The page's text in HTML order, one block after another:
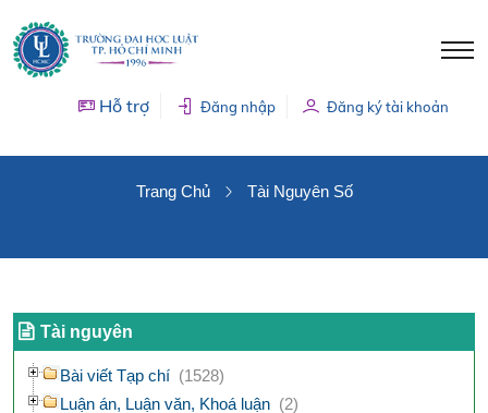
Hỗ trợ Đăng nhập Đăng ký tài khoản
Trang Chủ Tài Nguyên Số
Tài nguyên
Bài viết Tạp chí (1528)
Luận án, Luận văn, Khoá luận (2)